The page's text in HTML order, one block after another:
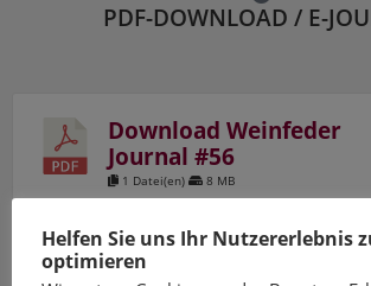
PDF-DOWNLOAD / E-
Download Weinfeder
Journal #56
1 Datei(en) 8 MB
1 / 47
Helfen Sie uns Ihr Nutzererlebnis
optimieren